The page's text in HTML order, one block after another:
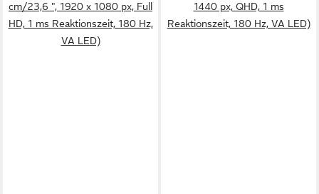
cm/23,6 ", 1920 x 1080 px, Full
HD, 1 ms Reaktionszeit, 180 Hz,
VA LED)
1440 px, QHD, 1 ms
Reaktionszeit, 180 Hz, VA LED)